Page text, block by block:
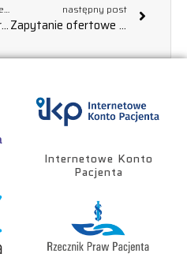
wróć do poprzedniego tematu
Ogłoszenie o przetargu na zakup używanego samochodu, UNIEWAŻNIENIE
następny post
Zapytanie ofertowe Sukcesywny zakup i dostawa tonerów i tuszy oraz innych materiałów eksploatacyjnych do drukarek komputerowych, urządzeń wielofunkcyjnych i kserokopiarek użytkowanych w Wojewódzkiej Stacji Pogotowia Ratunkowego w Rzeszowie
Internetowe Konto
Pacjenta